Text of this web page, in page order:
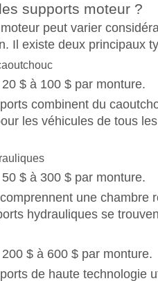
supports moteur ?
peut varier
Il existe deux principaux
$ à 100 $ par monture.
combinent du
les véhicules de tous
$ à 300 $ par monture.
une chambre
hydrauliques se
$ à 600 $ par monture.
de haute technologie